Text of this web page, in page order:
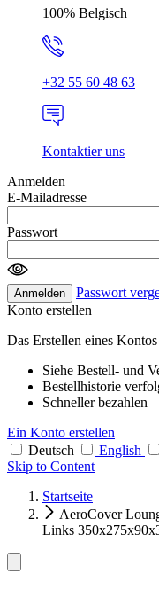
100% Belgisch
+32 55 60 48 63
Kontaktier uns
Anmelden
E-Mailadresse
Passwort
Anmelden
Passwort
Konto erstellen
Das Erstellen eines
Siehe Bestell- und
Bestellhistorie
Schneller bezahlen
Ein Konto erstellen
Deutsch
English
Skip to Content
Startseite
AeroCover
Links